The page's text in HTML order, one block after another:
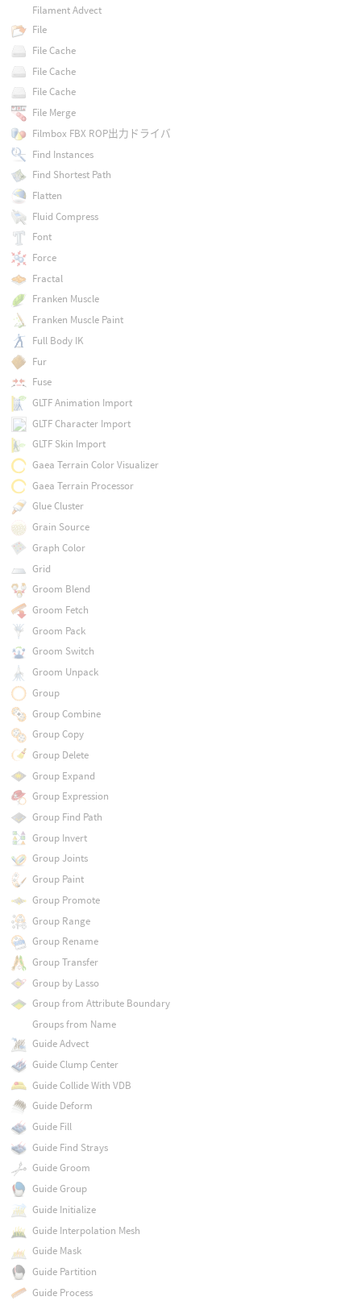
Filament Advect
File
File Cache
File Cache
File Cache
File Merge
Filmbox FBX ROP出力ドライバ
Find Instances
Find Shortest Path
Flatten
Fluid Compress
Font
Force
Fractal
Franken Muscle
Franken Muscle Paint
Full Body IK
Fur
Fuse
GLTF Animation Import
GLTF Character Import
GLTF Skin Import
Gaea Terrain Color Visualizer
Gaea Terrain Processor
Glue Cluster
Grain Source
Graph Color
Grid
Groom Blend
Groom Fetch
Groom Pack
Groom Switch
Groom Unpack
Group
Group Combine
Group Copy
Group Delete
Group Expand
Group Expression
Group Find Path
Group Invert
Group Joints
Group Paint
Group Promote
Group Range
Group Rename
Group Transfer
Group by Lasso
Group from Attribute Boundary
Groups from Name
Guide Advect
Guide Clump Center
Guide Collide With VDB
Guide Deform
Guide Fill
Guide Find Strays
Guide Groom
Guide Group
Guide Initialize
Guide Interpolation Mesh
Guide Mask
Guide Partition
Guide Process